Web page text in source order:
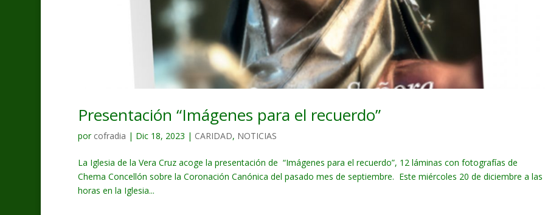
Presentación “Imágenes para el recuerdo”
por cofradia | Dic 18, 2023 | CARIDAD, NOTICIAS
La Iglesia de la Vera Cruz acoge la presentación de “Imágenes para el recuerdo”, 12 láminas con fotografías de
Chema Concellón sobre la Coronación Canónica del pasado mes de septiembre. Este miércoles 20 de diciembre a las
horas en la Iglesia...